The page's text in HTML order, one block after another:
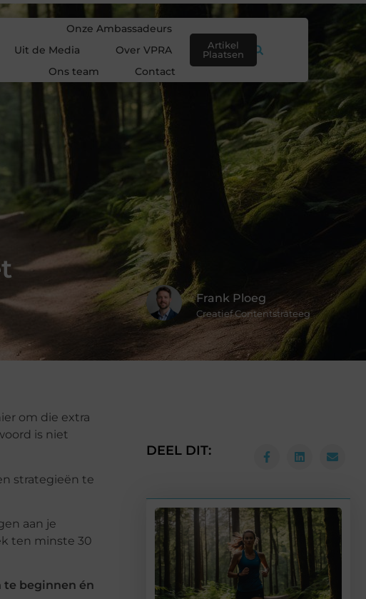
Onze Ambassadeurs
Uit de Media
Over VPRA
Ons team
Contact
Artikel
Plaatsen
Frank Ploeg
Creatief Contentstrateeg
om die extra
is niet
strategieën te
aan je
ten minste 30
te beginnen én
DEEL DIT: